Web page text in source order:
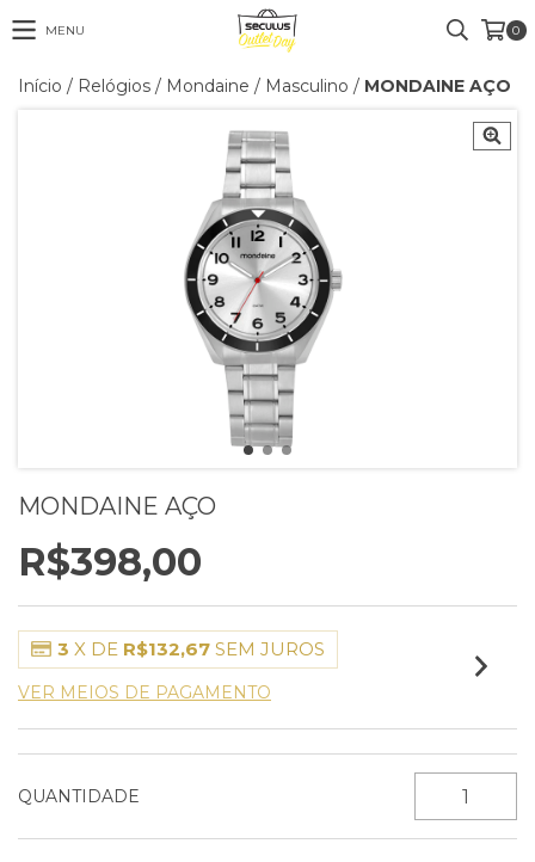
MENU 0
Início / Relógios / Mondaine / Masculino / MONDAINE AÇO
MONDAINE AÇO
R$398,00
3 X DE R$132,67 SEM JUROS
VER MEIOS DE PAGAMENTO
QUANTIDADE